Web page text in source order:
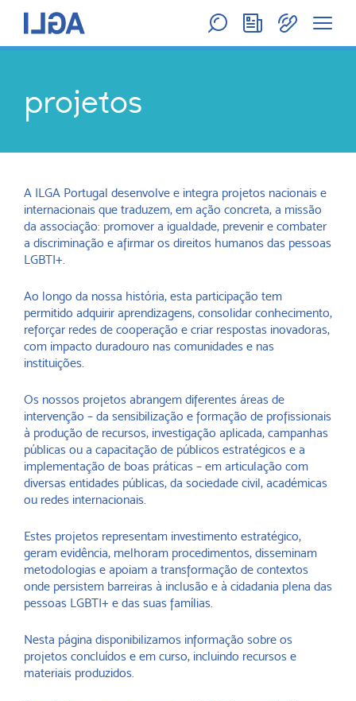
projetos
A ILGA Portugal desenvolve e integra projetos nacionais e
internacionais que traduzem, em ação concreta, a missão
da associação: promover a igualdade, prevenir e combater
a discriminação e afirmar os direitos humanos das pessoas
LGBTI+.
Ao longo da nossa história, esta participação tem
permitido adquirir aprendizagens, consolidar conhecimento,
reforçar redes de cooperação e criar respostas inovadoras,
com impacto duradouro nas comunidades e nas
instituições.
Os nossos projetos abrangem diferentes áreas de
intervenção – da sensibilização e formação de profissionais
à produção de recursos, investigação aplicada, campanhas
públicas ou a capacitação de públicos estratégicos e a
implementação de boas práticas – em articulação com
diversas entidades públicas, da sociedade civil, académicas
ou redes internacionais.
Estes projetos representam investimento estratégico,
geram evidência, melhoram procedimentos, disseminam
metodologias e apoiam a transformação de contextos
onde persistem barreiras à inclusão e à cidadania plena das
pessoas LGBTI+ e das suas famílias.
Nesta página disponibilizamos informação sobre os
projetos concluídos e em curso, incluindo recursos e
materiais produzidos.